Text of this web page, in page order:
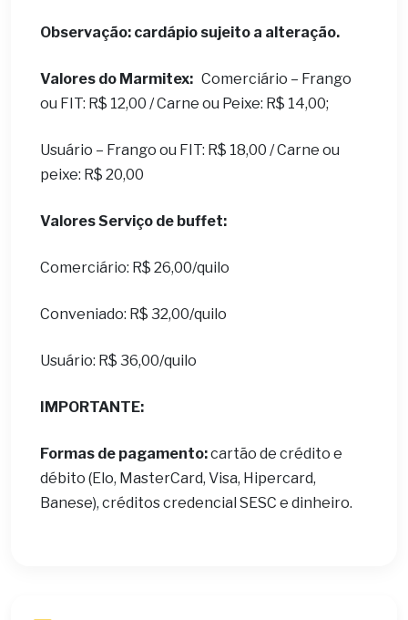
Observação: cardápio sujeito a alteração.
Valores do Marmitex: Comerciário – Frango
ou FIT: R$ 12,00 / Carne ou Peixe: R$ 14,00;
Usuário – Frango ou FIT: R$ 18,00 / Carne ou
peixe: R$ 20,00
Valores Serviço de buffet:
Comerciário: R$ 26,00/quilo
Conveniado: R$ 32,00/quilo
Usuário: R$ 36,00/quilo
IMPORTANTE:
Formas de pagamento:cartão de crédito e
débito (Elo, MasterCard, Visa, Hipercard,
Banese), créditos credencial SESC e dinheiro.